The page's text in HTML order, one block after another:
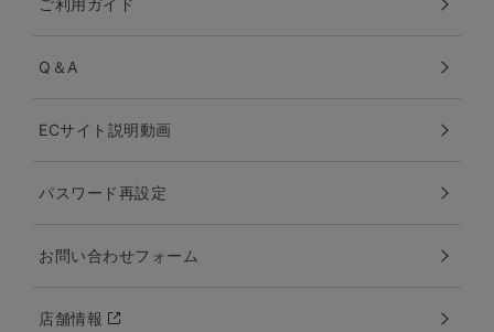
ご利用ガイド
Q＆A
ECサイト説明動画
パスワード再設定
お問い合わせフォーム
店舗情報